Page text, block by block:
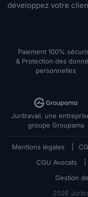
développez votre
Paiement 100%
& Protection des
personnelles
Juritravail, une
groupe Groupama
Mentions légales
CGU Avocats
Gestion
2026